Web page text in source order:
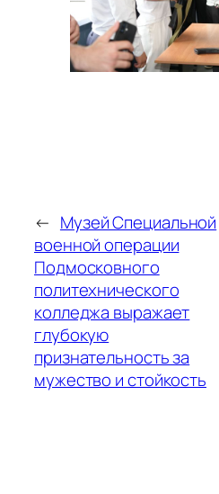
← Музей Специальной
военной операции
Подмосковного
политехнического
колледжа выражает
глубокую
признательность за
мужество и стойкость